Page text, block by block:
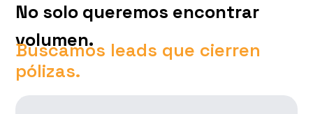
No solo queremos encontrar
volumen.
Buscamos leads que cierren
pólizas.